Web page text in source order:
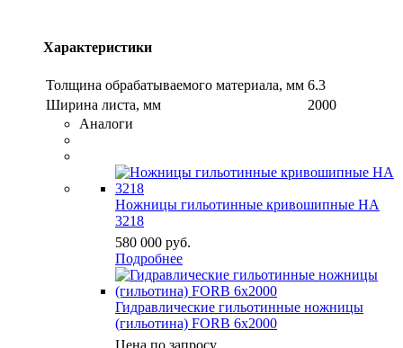
Характеристики
Толщина обрабатываемого материала, мм 6.3
Ширина листа, мм
2000
Аналоги
Ножницы гильотинные кривошипные НА
3218
580 000 руб.
Подробнее
Гидравлические гильотинные ножницы
(гильотина) FORB 6х2000